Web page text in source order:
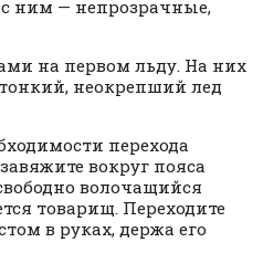
ним — непрозрачные,
на первом льду. На них
неокрепший лед
перехода
вокруг пояса
волочащийся
товарищ. Переходите
в руках, держа eгo